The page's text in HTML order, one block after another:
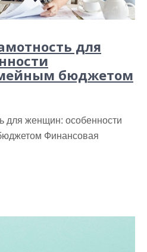
для
бюджетом
для женщин: особенности
Финансовая